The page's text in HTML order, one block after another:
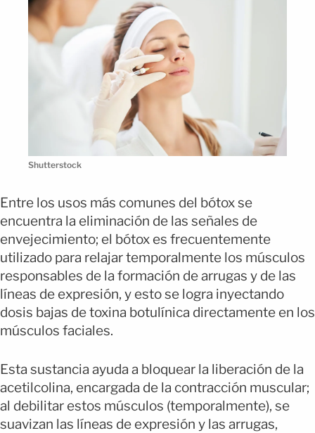
Shutterstock
Entre los usos más comunes del bótox se
encuentra la eliminación de las señales de
envejecimiento; el bótox es frecuentemente
utilizado para relajar temporalmente los músculos
responsables de la formación de arrugas y de las
líneas de expresión, y esto se logra inyectando
dosis bajas de toxina botulínica directamente en los
músculos faciales.
Esta sustancia ayuda a bloquear la liberación de la
acetilcolina, encargada de la contracción muscular;
al debilitar estos músculos (temporalmente), se
suavizan las líneas de expresión y las arrugas,